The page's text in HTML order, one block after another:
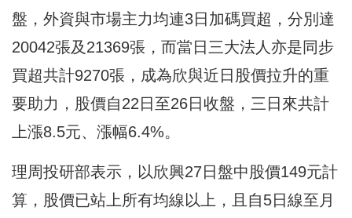
盤，外資與市場主力均連3日加碼買超，分別達
20042張及21369張，而當日三大法人亦是同步
買超共計9270張，成為欣與近日股價拉升的重
要助力，股價自22日至26日收盤，三日來共計
上漲8.5元、漲幅6.4%。
理周投研部表示，以欣興27日盤中股價149元計
算，股價已站上所有均線以上，且自5日線至月